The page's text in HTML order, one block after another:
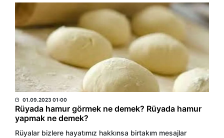
HABER MERKEZİ
01.09.2023 01:00
Rüyada hamur görmek ne demek? Rüyada hamur
yapmak ne demek?
Rüyalar bizlere hayatımız hakkınsa birtakım mesajlar